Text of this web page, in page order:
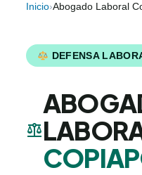
Inicio›Abogado Laboral
DEFENSA
balance